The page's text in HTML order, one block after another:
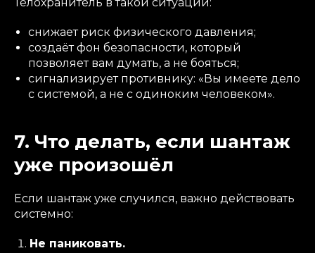
снижает риск физического давления;
создаёт фон безопасности, который
позволяет вам думать, а не бояться;
сигнализирует противнику: «Вы имеете дело
с системой, а не с одиноким человеком».
7. Что делать, если шантаж
уже произошёл
Если шантаж уже случился, важно действовать
системно:
Не паниковать.